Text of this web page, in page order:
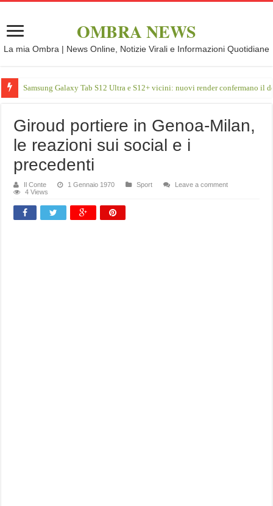
OMBRA NEWS
La mia Ombra | News Online, Notizie Virali e Informazioni Quotidiane
Samsung Galaxy Tab S12 Ultra e S12+ vicini: nuovi render confermano il
Giroud portiere in Genoa-Milan,
le reazioni sui social e i
precedenti
Il Conte 1 Gennaio 1970 Sport
Leave a comment
4 Views